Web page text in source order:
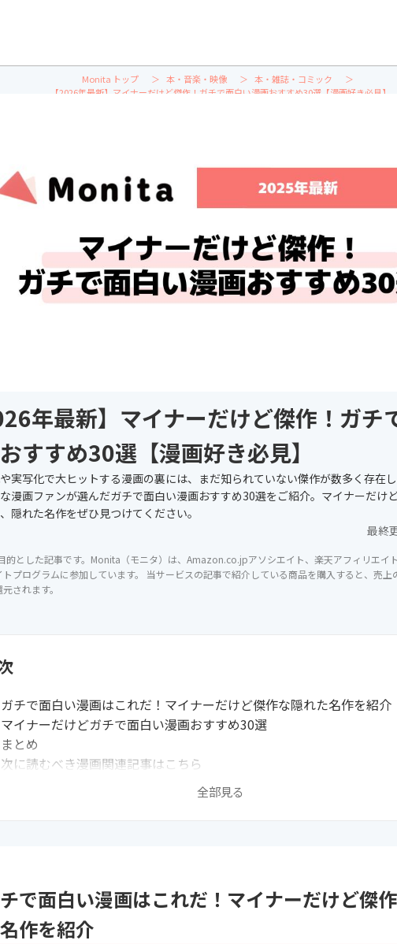
Monita トップ 本・音楽・映像
本・雑誌・コミック
【2026年最新】マイナーだけど傑作！ガチで面白い漫画おすすめ30選【漫画好き必見】
年最新】マイナーだけど傑作！ガチ
すすめ30選【漫画好き必見】
実写化で大ヒットする漫画の裏には、まだ知られていない傑作が数多く存在
漫画ファンが選んだガチで面白い漫画おすすめ30選をご紹介。マイナーだけ
隠れた名作をぜひ見つけてください。
最終
的とした記事です。Monita（モニタ）は、Amazon.co.jpアソシエイト、楽天アフィリエイ
トプログラムに参加しています。 当サービスの記事で紹介している商品を購入すると、売
されます。
ガチで面白い漫画はこれだ！マイナーだけど傑作な隠れた名作を紹介
マイナーだけどガチで面白い漫画おすすめ30選
まとめ
次に読むべき漫画関連記事はこちら
全部見る
で面白い漫画はこれだ！マイナーだけど傑
作を紹介